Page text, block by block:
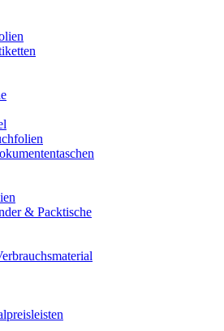
& Packtische